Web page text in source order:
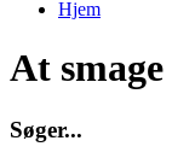
Hjem
At smage
Søger...